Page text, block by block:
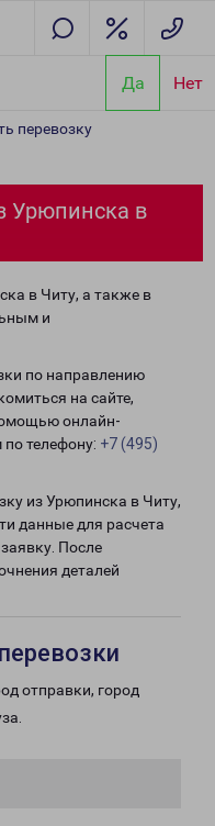
Да Нет
перевозку
Урюпинска в
в Читу, а также в
и
по направлению
на сайте,
онлайн-
телефону: +7 (495)
из Урюпинска в Читу,
данные для расчета
После
деталей
отправки, город